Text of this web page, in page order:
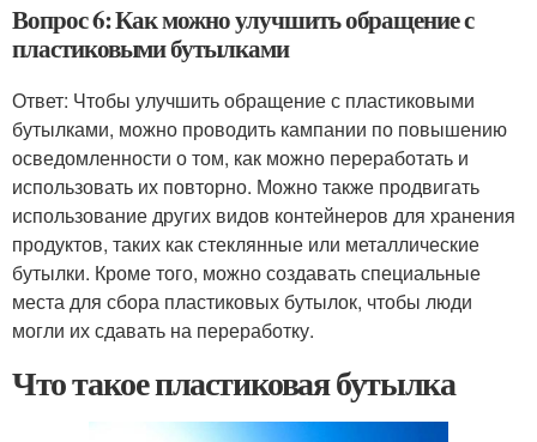
Вопрос 6: Как можно улучшить обращение с
пластиковыми бутылками
Ответ: Чтобы улучшить обращение с пластиковыми
бутылками, можно проводить кампании по повышению
осведомленности о том, как можно переработать и
использовать их повторно. Можно также продвигать
использование других видов контейнеров для хранения
продуктов, таких как стеклянные или металлические
бутылки. Кроме того, можно создавать специальные
места для сбора пластиковых бутылок, чтобы люди
могли их сдавать на переработку.
Что такое пластиковая бутылка